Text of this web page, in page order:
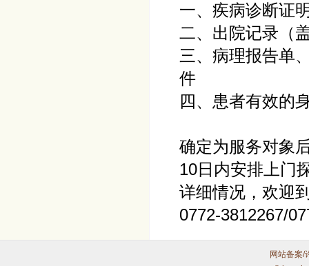
一、疾病诊断证
二、出院记录（
三、病理报告单
件
四、患者有效的
确定为服务对象
10日内安排上门
详细情况，欢迎
0772-3812267/
网站备案/